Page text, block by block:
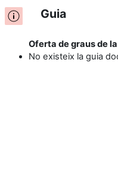
Guia
Oferta de graus de
No existeix la guia